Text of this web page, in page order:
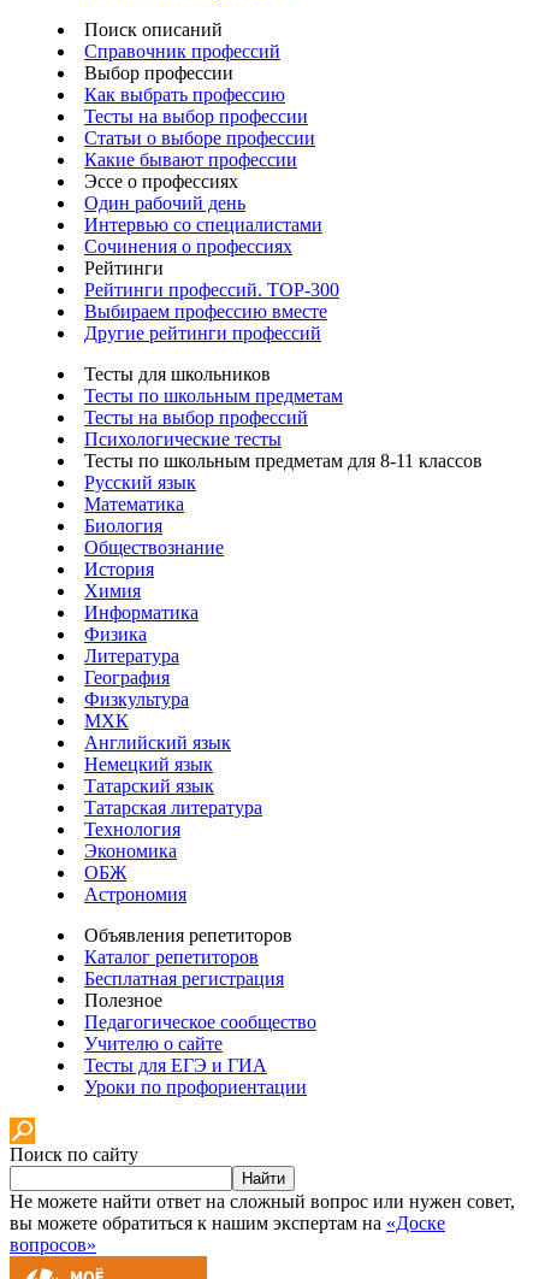
Поиск описаний
Справочник профессий
Выбор профессии
Как выбрать профессию
Тесты на выбор профессии
Статьи о выборе профессии
Какие бывают профессии
Эссе о профессиях
Один рабочий день
Интервью со специалистами
Сочинения о профессиях
Рейтинги
Рейтинги профессий. TOP-300
Выбираем профессию вместе
Другие рейтинги профессий
Тесты для школьников
Тесты по школьным предметам
Тесты на выбор профессий
Психологические тесты
Тесты по школьным предметам для 8-11 классов
Русский язык
Математика
Биология
Обществознание
История
Химия
Информатика
Физика
Литература
География
Физкультура
МХК
Английский язык
Немецкий язык
Татарский язык
Татарская литература
Технология
Экономика
ОБЖ
Астрономия
Объявления репетиторов
Каталог репетиторов
Бесплатная регистрация
Полезное
Педагогическое сообщество
Учителю о сайте
Тесты для ЕГЭ и ГИА
Уроки по профориентации
Поиск по сайту
Найти
Не можете найти ответ на сложный вопрос или нужен совет,
вы можете обратиться к нашим экспертам на «Доске
вопросов»